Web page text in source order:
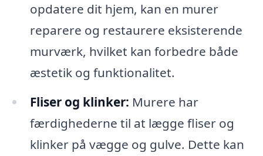
opdatere dit hjem, kan en murer
reparere og restaurere eksisterende
murværk, hvilket kan forbedre både
æstetik og funktionalitet.
Fliser og klinker: Murere har
færdighederne til at lægge fliser og
klinker på vægge og gulve. Dette kan